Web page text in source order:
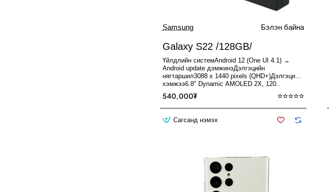
Used
Samsung Бэлэн байна
Galaxy S22 /128GB/
Үйлдлийн системAndroid 12 (One UI 4.1) →
Android update дэмжинэДэлгэцийн
нягтаршил3088 x 1440 pixels (QHD+)Дэлгэцийн
хэмжээ6.8" Dynamic AMOLED 2X, 120..
540,000₮
Сагсанд нэмэх